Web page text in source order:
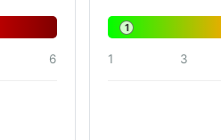
6
1
1 3